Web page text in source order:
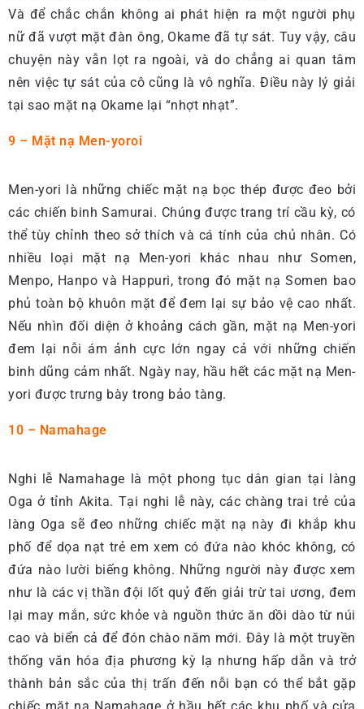
Và để chắc chắn không ai phát hiện ra một người phụ
nữ đã vượt mặt đàn ông, Okame đã tự sát. Tuy vậy, câu
chuyện này vẫn lọt ra ngoài, và do chẳng ai quan tâm
nên việc tự sát của cô cũng là vô nghĩa. Điều này lý giải
tại sao mặt nạ Okame lại “nhợt nhạt”.
9 – Mặt nạ Men-yoroi
Men-yori là những chiếc mặt nạ bọc thép được đeo bởi
các chiến binh Samurai. Chúng được trang trí cầu kỳ, có
thể tùy chỉnh theo sở thích và cá tính của chủ nhân. Có
nhiều loại mặt nạ Men-yori khác nhau như Somen,
Menpo, Hanpo và Happuri, trong đó mặt nạ Somen bao
phủ toàn bộ khuôn mặt để đem lại sự bảo vệ cao nhất.
Nếu nhìn đối diện ở khoảng cách gần, mặt nạ Men-yori
đem lại nỗi ám ảnh cực lớn ngay cả với những chiến
binh dũng cảm nhất. Ngày nay, hầu hết các mặt nạ Men-
yori được trưng bày trong bảo tàng.
10 – Namahage
Nghi lễ Namahage là một phong tục dân gian tại làng
Oga ở tỉnh Akita. Tại nghi lễ này, các chàng trai trẻ của
làng Oga sẽ đeo những chiếc mặt nạ này đi khắp khu
phố để dọa nạt trẻ em xem có đứa nào khóc không, có
đứa nào lười biếng không. Những người này được xem
như là các vị thần đội lốt quỷ đến giải trừ tai ương, đem
lại may mắn, sức khỏe và nguồn thức ăn dồi dào từ núi
cao và biển cả để đón chào năm mới. Đây là một truyền
thống văn hóa địa phương kỳ lạ nhưng hấp dẫn và trở
thành bản sắc của thị trấn đến nỗi bạn có thể bắt gặp